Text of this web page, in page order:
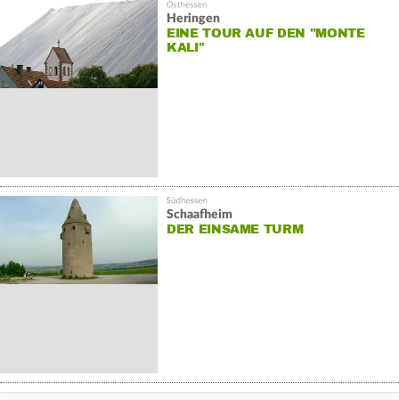
Heringen
EINE TOUR AUF DEN "MONTE
KALI"
Schaafheim
DER EINSAME TURM